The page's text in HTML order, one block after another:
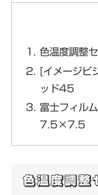
色温度調整
[イメージビ
ッド45
富士フィル
7.5×7.5
色温度調